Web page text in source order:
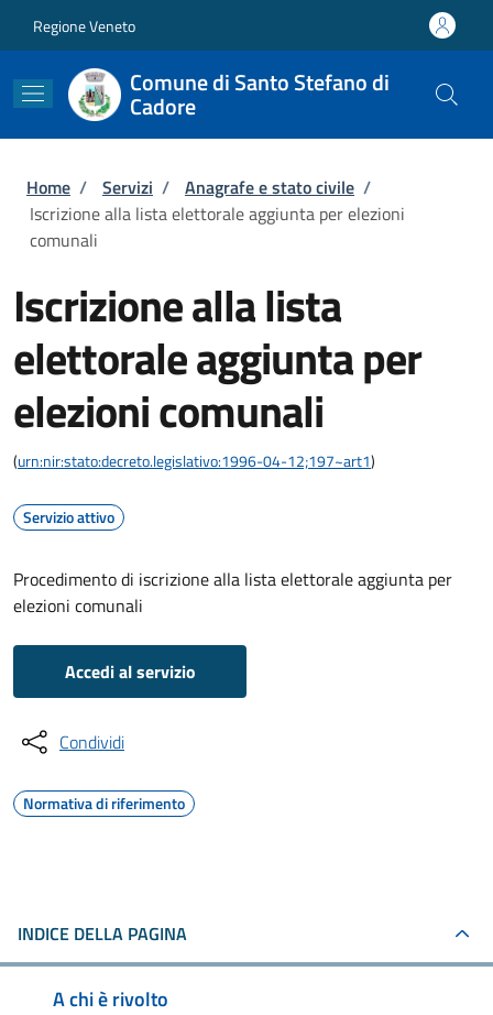
Regione Veneto
Comune di Santo Stefano di
Cadore
Briciole di pane
Home / Servizi / Anagrafe e stato civile /
Iscrizione alla lista elettorale aggiunta per elezioni
comunali
Iscrizione alla lista
elettorale aggiunta per
elezioni comunali
(urn:nir:stato:decreto.legislativo:1996-04-12;197~art1)
Servizio attivo
Procedimento di iscrizione alla lista elettorale aggiunta per
elezioni comunali
Accedi al servizio
Condividi
Normativa di riferimento
INDICE DELLA PAGINA
A chi è rivolto